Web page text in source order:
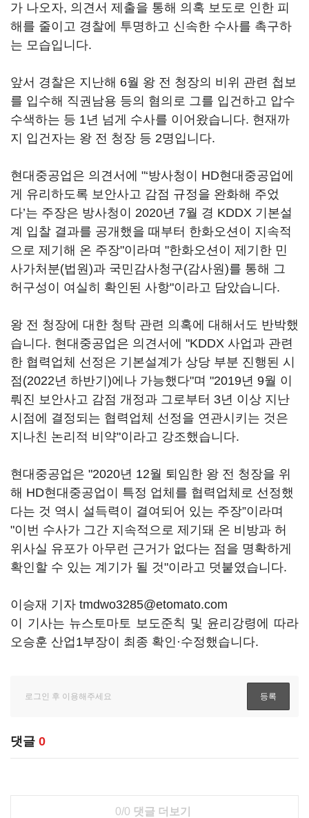
가 나오자, 의견서 제출을 통해 의혹 보도로 인한 피
해를 줄이고 경찰에 투명하고 신속한 수사를 촉구하
는 모습입니다.
앞서 경찰은 지난해 6월 왕 전 청장의 비위 관련 첩보
를 입수해 직권남용 등의 혐의로 그를 입건하고 압수
수색하는 등 1년 넘게 수사를 이어왔습니다. 현재까
지 입건자는 왕 전 청장 등 2명입니다.
현대중공업은 의견서에 "‘방사청이 HD현대중공업에
게 유리하도록 보안사고 감점 규정을 완화해 주었
다’는 주장은 방사청이 2020년 7월 경 KDDX 기본설
계 입찰 결과를 공개했을 때부터 한화오션이 지속적
으로 제기해 온 주장"이라며 "한화오션이 제기한 민
사가처분(법원)과 국민감사청구(감사원)를 통해 그
허구성이 여실히 확인된 사항"이라고 담았습니다.
왕 전 청장에 대한 청탁 관련 의혹에 대해서도 반박했
습니다. 현대중공업은 의견서에 "KDDX 사업과 관련
한 협력업체 선정은 기본설계가 상당 부분 진행된 시
점(2022년 하반기)에나 가능했다"며 "2019년 9월 이
뤄진 보안사고 감점 개정과 그로부터 3년 이상 지난
시점에 결정되는 협력업체 선정을 연관시키는 것은
지나친 논리적 비약"이라고 강조했습니다.
현대중공업은 "2020년 12월 퇴임한 왕 전 청장을 위
해 HD현대중공업이 특정 업체를 협력업체로 선정했
다는 것 역시 설득력이 결여되어 있는 주장”이라며
"이번 수사가 그간 지속적으로 제기돼 온 비방과 허
위사실 유포가 아무런 근거가 없다는 점을 명확하게
확인할 수 있는 계기가 될 것"이라고 덧붙였습니다.
이승재 기자 tmdwo3285@etomato.com
이 기사는 뉴스토마토 보도준칙 및 윤리강령에 따라
오승훈 산업1부장이 최종 확인·수정했습니다.
댓글 0
0/0 댓글 더보기